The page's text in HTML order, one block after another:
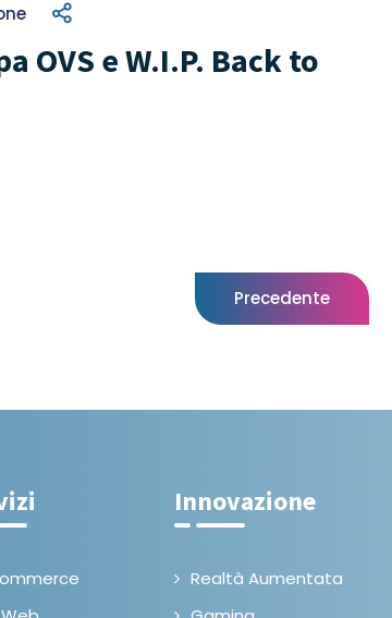
OVS e W.I.P. Back to
Precedente
Innovazione
Realtà Aumentata